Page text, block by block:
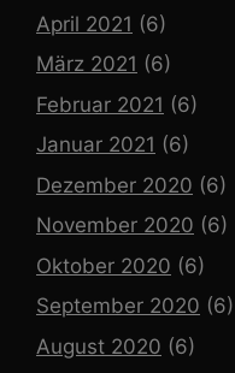
April 2021 (6)
März 2021 (6)
Februar 2021 (6)
Januar 2021 (6)
Dezember 2020 (6)
November 2020 (6)
Oktober 2020 (6)
September 2020 (6)
August 2020 (6)